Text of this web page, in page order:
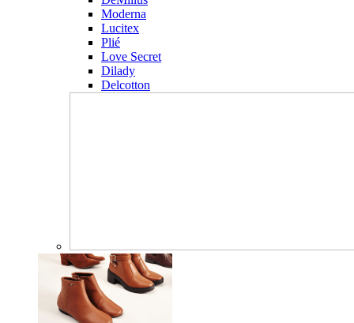
Moderna
Lucitex
Plié
Love Secret
Dilady
Delcotton